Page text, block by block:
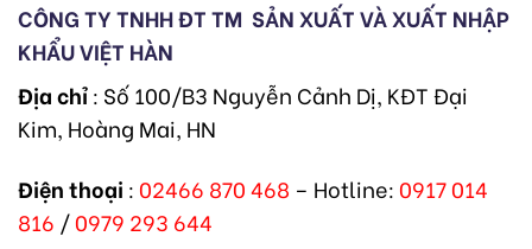
CÔNG TY TNHH ĐT TM SẢN XUẤT VÀ XUẤT NHẬP
KHẨU VIỆT HÀN
Địa chỉ: Số 100/B3 Nguyễn Cảnh Dị, KĐT Đại
Kim, Hoàng Mai, HN
Điện thoại : 02466 870 468 – Hotline: 0917 014
816 /0979 293 644